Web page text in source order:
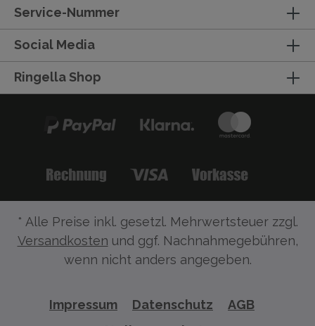
Service-Nummer
Social Media
Ringella Shop
* Alle Preise inkl. gesetzl. Mehrwertsteuer zzgl.
Versandkosten und ggf. Nachnahmegebühren,
wenn nicht anders angegeben.
Impressum Datenschutz
AGB